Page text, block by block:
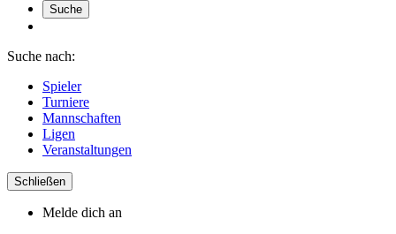
Suche
Suche nach:
Spieler
Turniere
Mannschaften
Ligen
Veranstaltungen
Schließen
Melde dich an